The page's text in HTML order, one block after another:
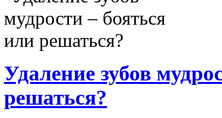
Удаление зубов
решаться?